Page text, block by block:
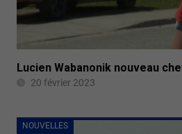
Lucien Wabanonik nouveau
20 février 2023
NOUVELLES